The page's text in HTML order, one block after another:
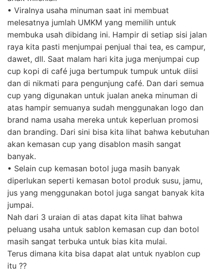
• Viralnya usaha minuman saat ini membuat
melesatnya jumlah UMKM yang memilih untuk
membuka usah dibidang ini. Hampir di setiap sisi jalan
raya kita pasti menjumpai penjual thai tea, es campur,
dawet, dll. Saat malam hari kita juga menjumpai cup
cup kopi di café juga bertumpuk tumpuk untuk diisi
dan di nikmati para pengunjung café. Dan dari semua
cup yang digunakan untuk jualan aneka minuman di
atas hampir semuanya sudah menggunakan logo dan
brand nama usaha mereka untuk keperluan promosi
dan branding. Dari sini bisa kita lihat bahwa kebutuhan
akan kemasan cup yang disablon masih sangat
banyak.
• Selain cup kemasan botol juga masih banyak
diperlukan seperti kemasan botol produk susu, jamu,
jus yang menggunakan botol juga sangat banyak kita
jumpai.
Nah dari 3 uraian di atas dapat kita lihat bahwa
peluang usaha untuk sablon kemasan cup dan botol
masih sangat terbuka untuk bias kita mulai.
Terus dimana kita bisa dapat alat untuk nyablon cup
itu ??